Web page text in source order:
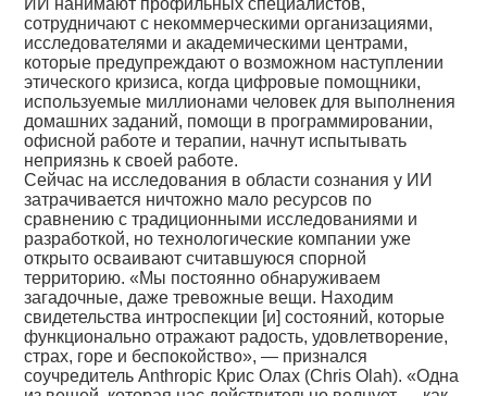
ИИ нанимают профильных специалистов,
сотрудничают с некоммерческими организациями,
исследователями и академическими центрами,
которые предупреждают о возможном наступлении
этического кризиса, когда цифровые помощники,
используемые миллионами человек для выполнения
домашних заданий, помощи в программировании,
офисной работе и терапии, начнут испытывать
неприязнь к своей работе.
Сейчас на исследования в области сознания у ИИ
затрачивается ничтожно мало ресурсов по
сравнению с традиционными исследованиями и
разработкой, но технологические компании уже
открыто осваивают считавшуюся спорной
территорию. «Мы постоянно обнаруживаем
загадочные, даже тревожные вещи. Находим
свидетельства интроспекции [и] состояний, которые
функционально отражают радость, удовлетворение,
страх, горе и беспокойство», — признался
соучредитель Anthropic Крис Олах (Chris Olah). «Одна